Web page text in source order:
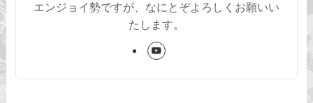
エンジョイ勢ですが、なにとぞよろしくお願いい
たします。